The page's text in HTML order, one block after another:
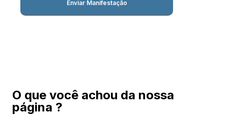
O que você achou da nossa
página ?